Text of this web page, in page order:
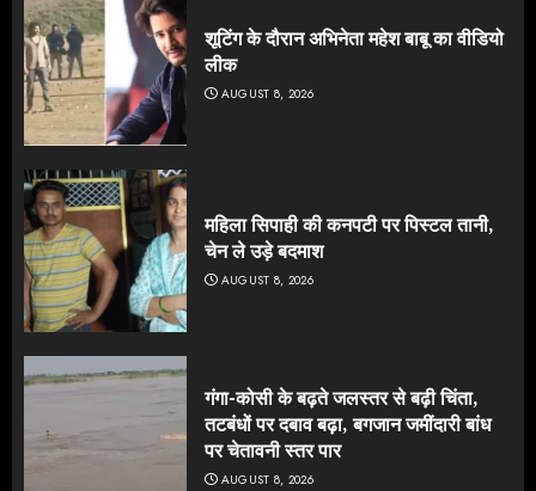
शूटिंग के दौरान अभिनेता महेश बाबू का वीडियो
लीक
AUGUST 8, 2026
महिला सिपाही की कनपटी पर पिस्टल तानी,
चेन ले उड़े बदमाश
AUGUST 8, 2026
गंगा-कोसी के बढ़ते जलस्तर से बढ़ी चिंता,
तटबंधों पर दबाव बढ़ा, बगजान जमींदारी बांध
पर चेतावनी स्तर पार
AUGUST 8, 2026